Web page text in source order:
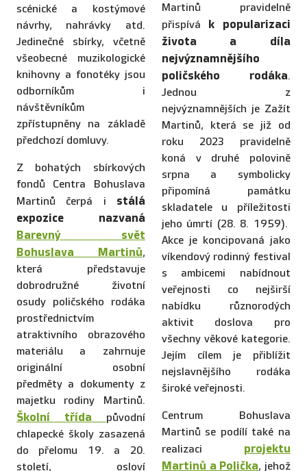
scénické a kostýmové
návrhy, nahrávky atd.
Jedinečné sbírky, včetně
všeobecné muzikologické
knihovny a fonotéky jsou
odborníkům i
návštěvníkům
zpřístupněny na základě
předchozí domluvy.
Z bohatých sbírkových
fondů Centra Bohuslava
Martinů čerpá i stálá
expozice nazvaná
Barevný svět
Bohuslava Martinů,
která představuje
dobrodružné životní
osudy poličského rodáka
prostřednictvím
atraktivního obrazového
materiálu a zahrnuje
originální osobní
předměty a dokumenty z
majetku rodiny Martinů.
Školní třída
původní
chlapecké školy zasazená
do přelomu 19. a 20.
století, osloví
Martinů pravidelně
přispívá k popularizaci
života a díla
nejvýznamnějšího
poličského rodáka.
Jednou z
nejvýznamnějších je Zažít
Martinů, která se již od
roku 2023 pravidelně
koná v druhé polovině
srpna a symbolicky
připomíná památku
skladatele u příležitosti
jeho úmrtí (28. 8. 1959).
Akce je koncipovaná jako
víkendový rodinný festival
s ambicemi nabídnout
veřejnosti co nejširší
nabídku různorodých
aktivit doslova pro
všechny věkové kategorie.
Jejím cílem je přiblížit
nejslavnějšího rodáka
široké veřejnosti.
Centrum Bohuslava
Martinů se podílí také na
realizaci projektu
Martinů a Polička, jehož